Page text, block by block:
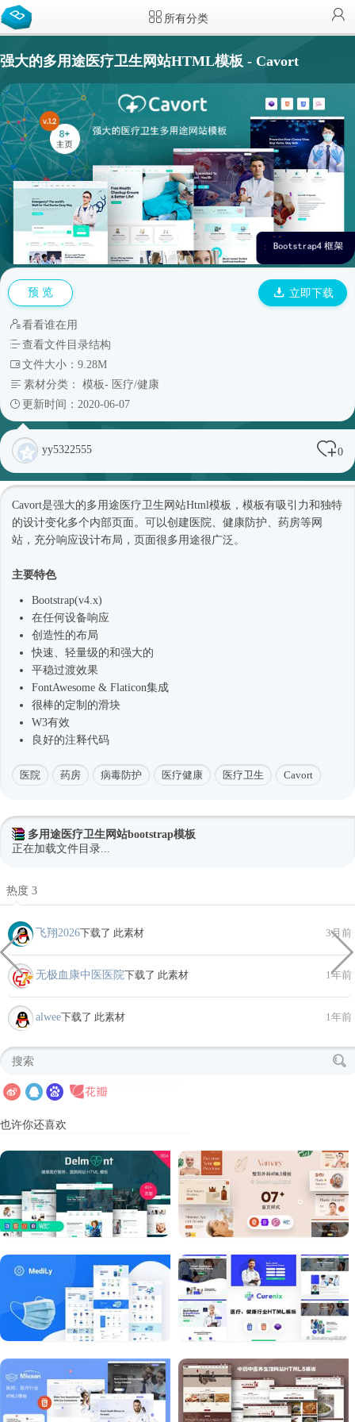
所有分类
强大的多用途医疗卫生网站HTML模板 - Cavort
预 览 立即下载
看看谁在用
查看文件目录结构
文件大小：9.28M
素材分类： 模板- 医疗/健康
更新时间：2020-06-07
yy5322555 0
Cavort是强大的多用途医疗卫生网站Html模板 ，模板有吸引力和独特
的设计变化多个内部页面。可以创建医院、健康防护、药房等网
站，充分响应设计布局，页面很多用途很广泛。
主要特色
Bootstrap(v4.x)
在任何设备响应
创造性的布局
快速、轻量级的和强大的
平稳过渡效果
FontAwesome & Flaticon集成
很棒的定制的滑块
W3有效
良好的注释代码
医院 药房 病毒防护 医疗健康 医疗卫生 Cavort
多用途医疗卫生网站bootstrap模板
正在加载文件目录...
热度 3
飞翔2026下载了 此素材 3月前
无极血康中医医院下载了 此素材 1年前
alwee下载了 此素材 1年前
也许你还喜欢